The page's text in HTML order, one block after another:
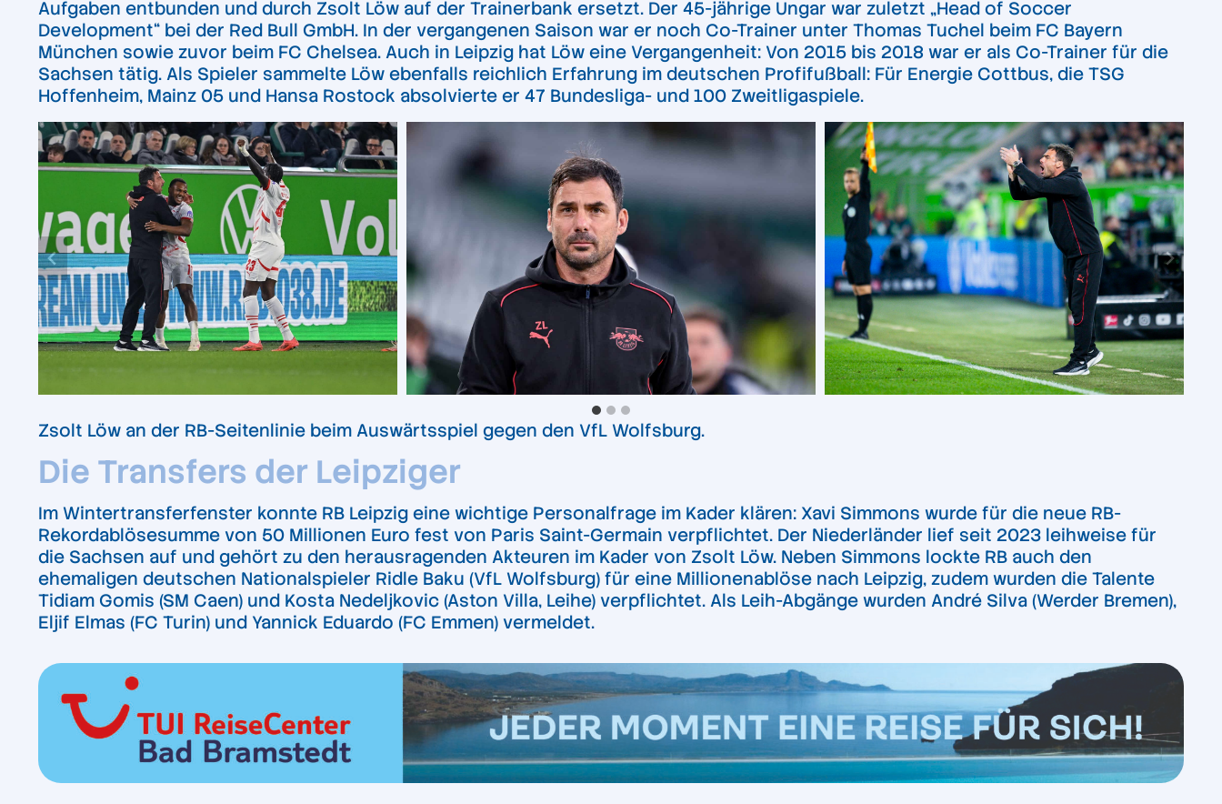
Aufgaben entbunden und durch Zsolt Löw auf der Trainerbank ersetzt. Der 45-jährige Ungar war zuletzt „Head of Soccer
Development“ bei der Red Bull GmbH. In der vergangenen Saison war er noch Co-Trainer unter Thomas Tuchel beim FC Bayern
München sowie zuvor beim FC Chelsea. Auch in Leipzig hat Löw eine Vergangenheit: Von 2015 bis 2018 war er als Co-Trainer für die
Sachsen tätig. Als Spieler sammelte Löw ebenfalls reichlich Erfahrung im deutschen Profifußball: Für Energie Cottbus, die TSG
Hoffenheim, Mainz 05 und Hansa Rostock absolvierte er 47 Bundesliga- und 100 Zweitligaspiele.
Zsolt Löw an der RB-Seitenlinie beim Auswärtsspiel gegen den VfL Wolfsburg.
Die Transfers der Leipziger
Im Wintertransferfenster konnte RB Leipzig eine wichtige Personalfrage im Kader klären: Xavi Simmons wurde für die neue RB-
Rekordablösesumme von 50 Millionen Euro fest von Paris Saint-Germain verpflichtet. Der Niederländer lief seit 2023 leihweise für
die Sachsen auf und gehört zu den herausragenden Akteuren im Kader von Zsolt Löw. Neben Simmons lockte RB auch den
ehemaligen deutschen Nationalspieler Ridle Baku (VfL Wolfsburg) für eine Millionenablöse nach Leipzig, zudem wurden die Talente
Tidiam Gomis (SM Caen) und Kosta Nedeljkovic (Aston Villa, Leihe) verpflichtet. Als Leih-Abgänge wurden André Silva (Werder Bremen),
Eljif Elmas (FC Turin) und Yannick Eduardo (FC Emmen) vermeldet.